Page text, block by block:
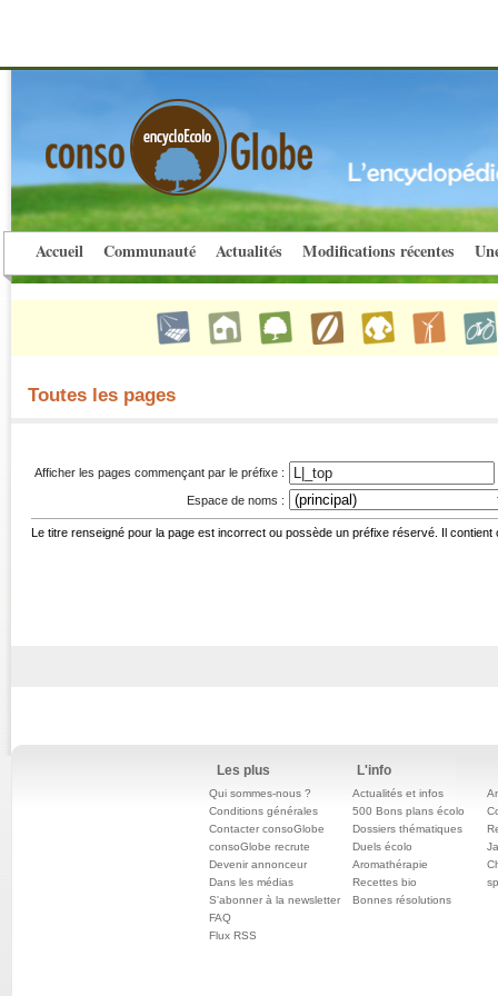
Accueil Communauté Actualités Modifications récentes
Toutes les pages
Afficher les pages commençant par le préfixe :
Espace de noms :
Le titre renseigné pour la page est incorrect ou possède un préfixe réservé. Il
Les plus
Qui sommes-nous ?
Conditions générales
Contacter consoGlobe
consoGlobe recrute
Devenir annonceur
Dans les médias
S'abonner à la newsletter
FAQ
Flux RSS
L'info
Actualités et infos
500 Bons plans écolo
Dossiers thématiques
Duels écolo
Aromathérapie
Recettes bio
Bonnes résolutions